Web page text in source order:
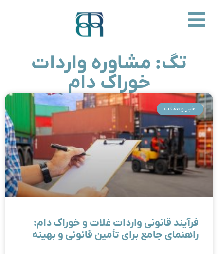
تگ: مشاوره واردات
خوراک دام
اخبار و مقالات
فرآیند قانونی واردات غلات و خوراک دام:
راهنمای جامع برای تأمین قانونی و بهینه